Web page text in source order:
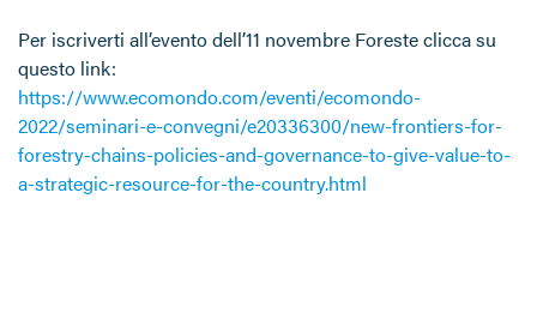
Per iscriverti all’evento dell’11 novembre Foreste clicca su
questo link:
https://www.ecomondo.com/eventi/ecomondo-
2022/seminari-e-convegni/e20336300/new-frontiers-for-
forestry-chains-policies-and-governance-to-give-value-to-
a-strategic-resource-for-the-country.html